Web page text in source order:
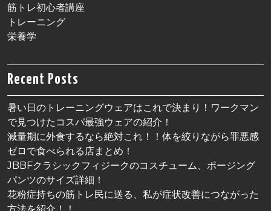
筋トレ初心者講座
トレーニング
栄養学
Recent Posts
暑い日のトレーニングウェアはこれで決まり！ワークマン
で見つけたコスパ最強ウェアの紹介！
減量期に外食するなら絶対これ！！体を絞りながら罪悪感
ゼロで食べられる店まとめ！
JBBFクラシックフィジークのコスチューム、ポージング
パンツのサイズ詳細！
花粉症持ちの筋トレ民に送る、私が症状改善につながった